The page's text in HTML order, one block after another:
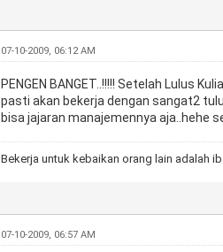
07-10-2009, 06:12 AM
PENGEN BANGET..!!!!! Setelah Lulus
pasti akan bekerja dengan sangat2
bisa jajaran manajemennya aja..hehe
Bekerja untuk kebaikan orang lain adalah
07-10-2009, 06:57 AM